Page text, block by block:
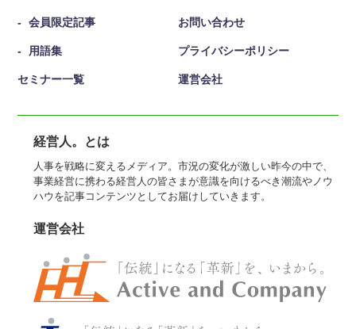
会員限定記事
用語集
セミナー一覧
お問い合わせ
プライバシーポリシー
運営会社
経営人。とは
人事を戦略に変えるメディア。市況の変化が激しい昨今の中で、
事業経営に携わる経営人の皆さまが意識を向けるべき潮流やノウ
ハウを記事コンテンツとしてお届けしていきます。
運営会社